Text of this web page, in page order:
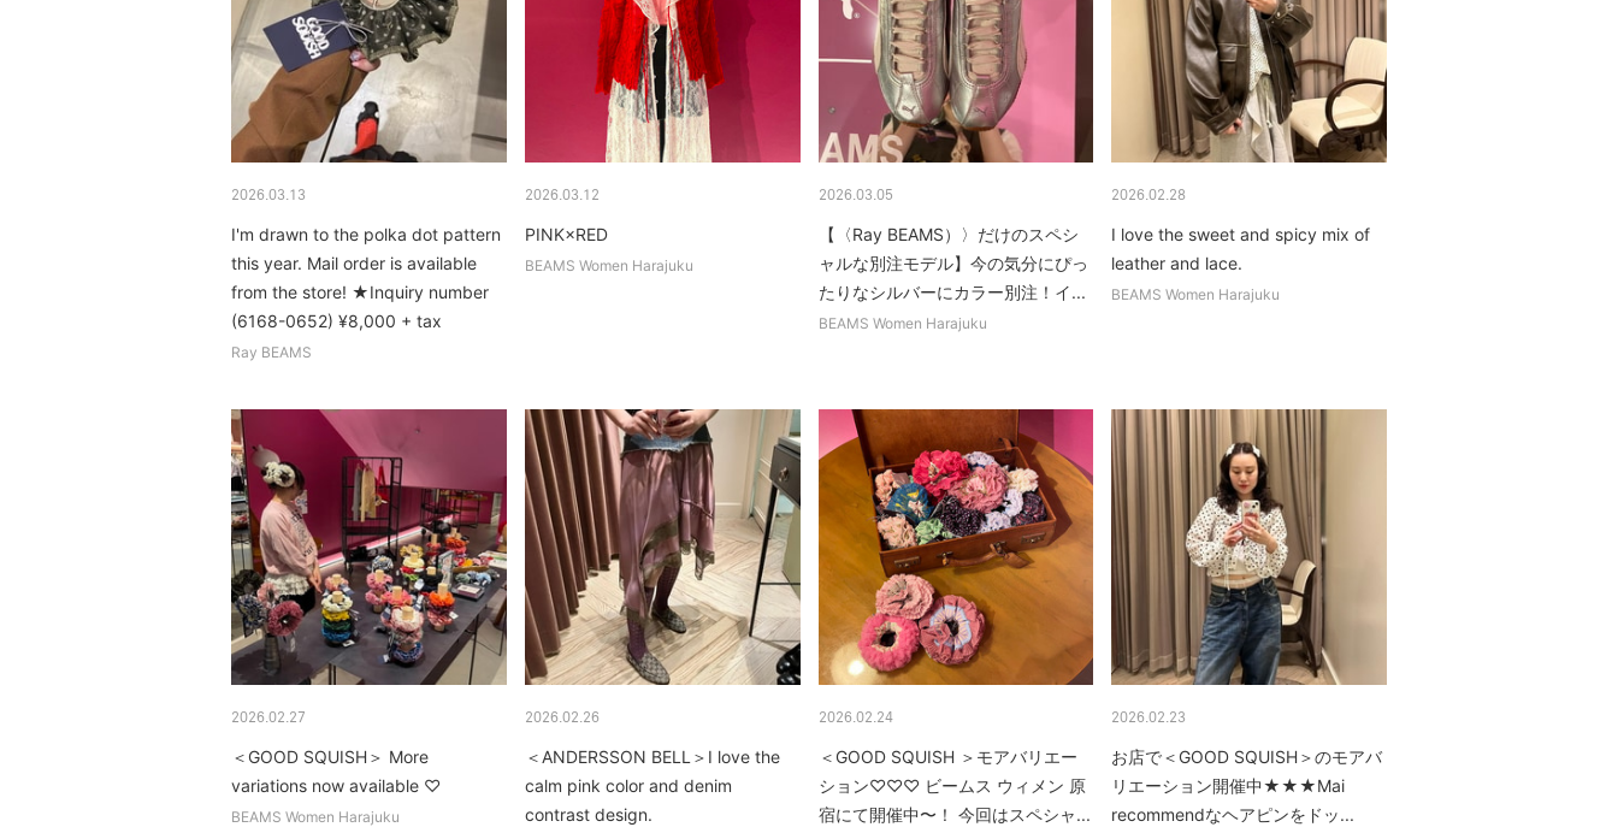
2026.03.13
I'm drawn to the polka dot pattern
this year. Mail order is available
from the store! ★Inquiry number
(6168-0652) ¥8,000 + tax
Ray BEAMS
2026.03.12
PINK×RED
BEAMS Women Harajuku
2026.03.05
【〈Ray BEAMS）〉だけのスペシ
ャルな別注モデル】今の気分にぴっ
たりなシルバーにカラー別注！イ...
BEAMS Women Harajuku
2026.02.28
I love the sweet and spicy mix of
leather and lace.
BEAMS Women Harajuku
2026.02.27
＜GOOD SQUISH＞ More
variations now available ♡
BEAMS Women Harajuku
2026.02.26
＜ANDERSSON BELL＞I love the
calm pink color and denim
contrast design.
2026.02.24
＜GOOD SQUISH ＞モアバリエー
ション♡♡♡ ビームス ウィメン 原
宿にて開催中〜！ 今回はスペシャ...
2026.02.23
お店で＜GOOD SQUISH＞のモアバ
リエーション開催中★★★Mai
recommendなヘアピンをドッ...